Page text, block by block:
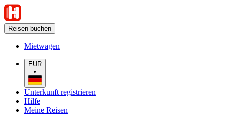
Reisen buchen
Mietwagen
EUR
•
Unterkunft registrieren
Hilfe
Meine Reisen